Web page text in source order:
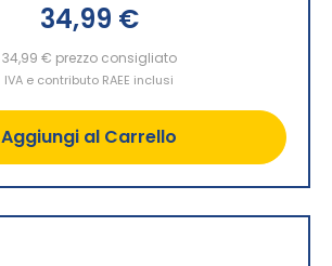
34,99 €
34,99 € prezzo consigliato
IVA e contributo RAEE inclusi
Aggiungi al Carrello